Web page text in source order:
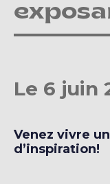
Le 6 juin
Venez vivre
d’inspiration!